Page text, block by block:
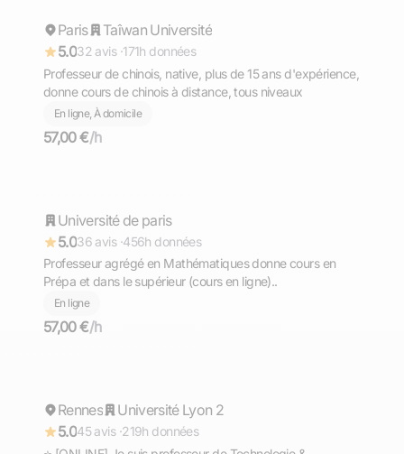
Répond rapidement
Paris
Taîwan Université
5.032 avis ·171h données
Professeur de chinois, native, plus de 15 ans d'expérience,
donne cours de chinois à distance, tous niveaux
En ligne, À domicile
57,00 €/h
Répond rapidement
Université de paris
5.036 avis ·456h données
Professeur agrégé en Mathématiques donne cours en
Prépa et dans le supérieur (cours en ligne)..
En ligne
57,00 €/h
Répond rapidement
Rennes
Université Lyon 2
5.045 avis ·219h données